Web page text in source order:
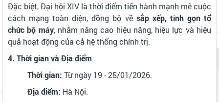
Đặc biệt, Đại hội XIV là thời điểm tiến hành mạnh mẽ cuộc
cách mạng toàn diện, đồng bộ về sắp xếp, tinh gọn tổ
chức bộ máy, nhằm nâng cao hiệu năng, hiệu lực và hiệu
quả hoạt động của cả hệ thống chính trị.
4. Thời gian và Địa điểm
Thời gian: Từ ngày 19 - 25/01/2026.
Địa điểm: Hà Nội.